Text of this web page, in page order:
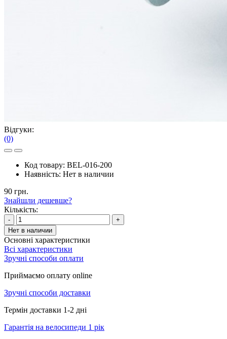
Відгуки:
(0)
Код товару: BEL-016-200
Наявність: Нет в наличии
90 грн.
Знайшли дешевше?
Кількість:
-
+
Нет в наличии
Основні характеристики
Всі характеристики
Зручні способи оплати
Приймаємо оплату online
Зручні способи доставки
Термін доставки 1-2 дні
Гарантія на велосипеди 1 рік